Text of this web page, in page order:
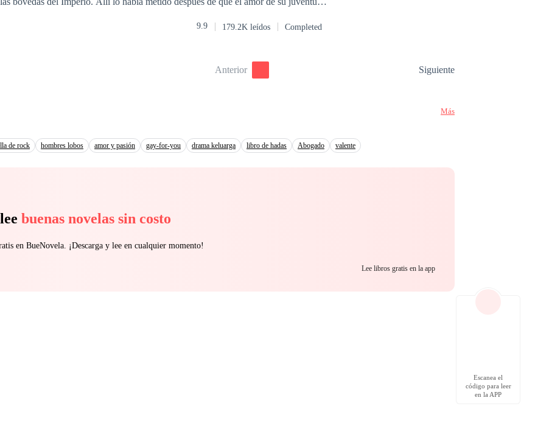
con ella: Isabella Valenti, Bells, la mujer que más odiaba y la única que podía
9.9 179.2K leídos Completed
Anterior Siguiente
Más
de rock hombres lobos amor y pasión gay-for-you drama keluarga libro de hadas Abogado valente
buenas novelas sin costo
en BueNovela. ¡Descarga y lee en cualquier momento!
Lee libros gratis en la app
Escanea el
código para leer
en la APP